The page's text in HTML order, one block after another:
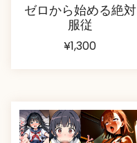
ゼロから始める絶対
服従
¥1,300